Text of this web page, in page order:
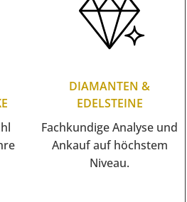
DIAMANTEN &
EDELSTEINE
Fachkundige Analyse und
Ankauf auf höchstem
Niveau.